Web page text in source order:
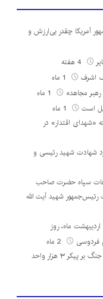
آمریکا چقدر بی‌ارزش و
اشرف
مجاهد»
«شهدای اقتدار» در
شهادت شهید رئیسی و
سپاه حضرت صاحب
شهید آیت الله
پیام آیت الله سیّدمجتبی خامنه‌ای به مناسبت ۲۵ اردیبهشت ماه، روز
فردوسی
از سنگر دفاع تا میدان سازندگی؛ ترمیم زخم‌های جنگ بر پیکر ۳ هزار واحد